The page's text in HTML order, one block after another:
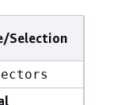
Selection